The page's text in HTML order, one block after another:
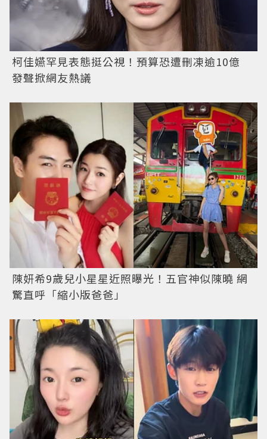
柯佳嬿罕見表態挺公視！預算恐遭刪凍逾10億
發聲掀網友熱議
陳妍希9歲兒小星星近照曝光！五官神似陳曉 網
驚直呼「縮小版爸爸」